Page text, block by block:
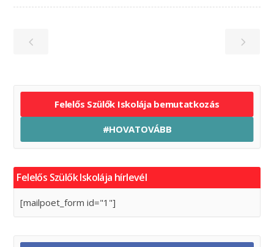
Felelős Szülők Iskolája bemutatkozás
#HOVATOVÁBB
Felelős Szülők Iskolája hírlevél
[mailpoet_form id="1"]